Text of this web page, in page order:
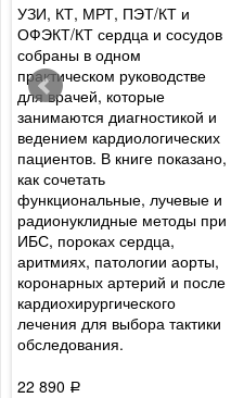
УЗИ, КТ, МРТ, ПЭТ/КТ и
ОФЭКТ/КТ сердца и сосудов
собраны в одном
практическом руководстве
для врачей, которые
занимаются диагностикой и
ведением кардиологических
пациентов. В книге показано,
как сочетать
функциональные, лучевые и
радионуклидные методы при
ИБС, пороках сердца,
аритмиях, патологии аорты,
коронарных артерий и после
кардиохирургического
лечения для выбора тактики
обследования.
22 890 Р